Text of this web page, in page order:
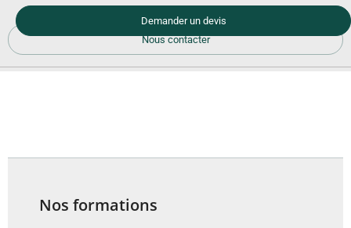
Demander un devis
Nous contacter
Nos formations